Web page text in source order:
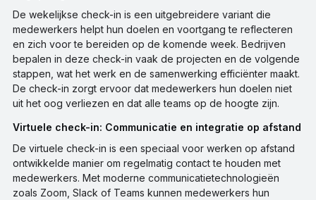
De wekelijkse check-in is een uitgebreidere variant die
medewerkers helpt hun doelen en voortgang te reflecteren
en zich voor te bereiden op de komende week. Bedrijven
bepalen in deze check-in vaak de projecten en de volgende
stappen, wat het werk en de samenwerking efficiënter maakt.
De check-in zorgt ervoor dat medewerkers hun doelen niet
uit het oog verliezen en dat alle teams op de hoogte zijn.
Virtuele check-in: Communicatie en integratie op afstand
De virtuele check-in is een speciaal voor werken op afstand
ontwikkelde manier om regelmatig contact te houden met
medewerkers. Met moderne communicatietechnologieën
zoals Zoom, Slack of Teams kunnen medewerkers hun